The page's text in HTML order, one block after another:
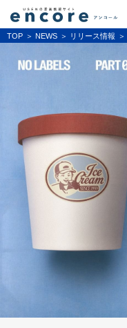
TOP NEWS リリース情報